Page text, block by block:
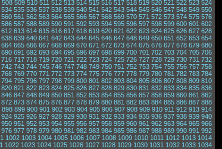
508 509 510 511 512 513 514 515 516 517 518 519 520 521 522 523 524
534 535 536 537 538 539 540 541 542 543 544 545 546 547 548 549 550
560 561 562 563 564 565 566 567 568 569 570 571 572 573 574 575 576
586 587 588 589 590 591 592 593 594 595 596 597 598 599 600 601 602
612 613 614 615 616 617 618 619 620 621 622 623 624 625 626 627 628
638 639 640 641 642 643 644 645 646 647 648 649 650 651 652 653 654
664 665 666 667 668 669 670 671 672 673 674 675 676 677 678 679 680
690 691 692 693 694 695 696 697 698 699 700 701 702 703 704 705 706
716 717 718 719 720 721 722 723 724 725 726 727 728 729 730 731 732
742 743 744 745 746 747 748 749 750 751 752 753 754 755 756 757 758
768 769 770 771 772 773 774 775 776 777 778 779 780 781 782 783 784
794 795 796 797 798 799 800 801 802 803 804 805 806 807 808 809 810
820 821 822 823 824 825 826 827 828 829 830 831 832 833 834 835 836
846 847 848 849 850 851 852 853 854 855 856 857 858 859 860 861 862
872 873 874 875 876 877 878 879 880 881 882 883 884 885 886 887 888
898 899 900 901 902 903 904 905 906 907 908 909 910 911 912 913 914
924 925 926 927 928 929 930 931 932 933 934 935 936 937 938 939 940
950 951 952 953 954 955 956 957 958 959 960 961 962 963 964 965 966
976 977 978 979 980 981 982 983 984 985 986 987 988 989 990 991 992
1002 1003 1004 1005 1006 1007 1008 1009 1010 1011 1012 1013 1014
1022 1023 1024 1025 1026 1027 1028 1029 1030 1031 1032 1033 1034